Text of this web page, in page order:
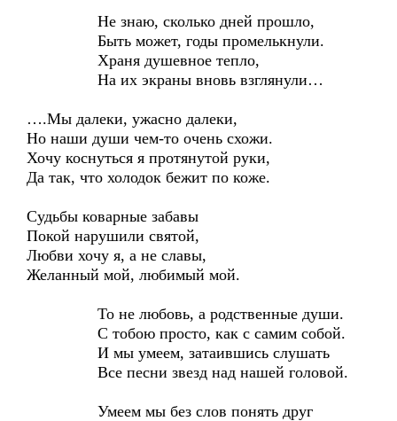
Не знаю, сколько дней прошло,
Быть может, годы промелькнули.
Храня душевное тепло,
На их экраны вновь взглянули…
….Мы далеки, ужасно далеки,
Но наши души чем-то очень схожи.
Хочу коснуться я протянутой руки,
Да так, что холодок бежит по коже.
Судьбы коварные забавы
Покой нарушили святой,
Любви хочу я, а не славы,
Желанный мой, любимый мой.
То не любовь, а родственные души.
С тобою просто, как с самим собой.
И мы умеем, затаившись слушать
Все песни звезд над нашей головой.
Умеем мы без слов понять друг